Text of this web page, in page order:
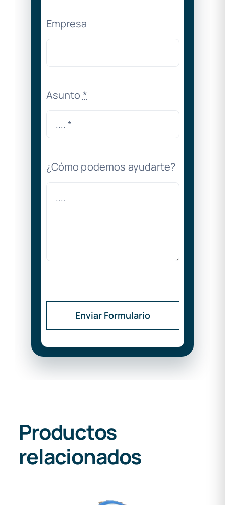
Empresa
Asunto *
¿Cómo podemos ayudarte?
Enviar Formulario
Productos
relacionados